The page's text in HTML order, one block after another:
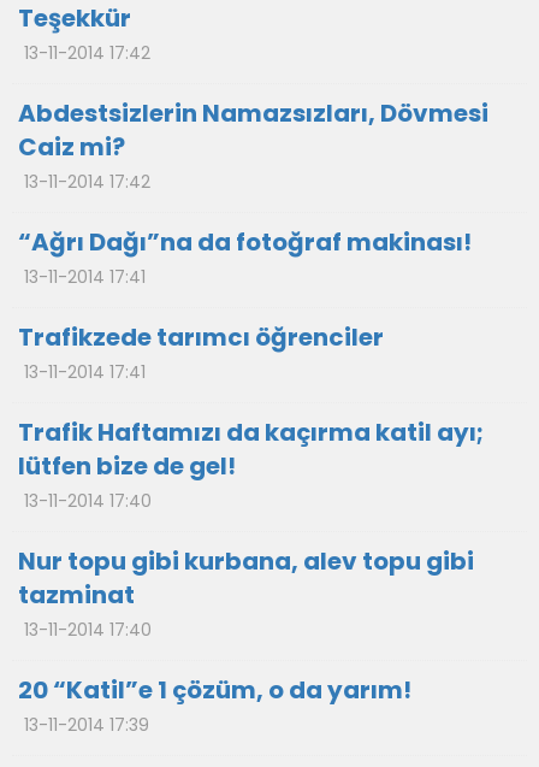
Teşekkür
13-11-2014 17:42
Abdestsizlerin Namazsızları, Dövmesi
Caiz mi?
13-11-2014 17:42
“Ağrı Dağı”na da fotoğraf makinası!
13-11-2014 17:41
Trafikzede tarımcı öğrenciler
13-11-2014 17:41
Trafik Haftamızı da kaçırma katil ayı;
lütfen bize de gel!
13-11-2014 17:40
Nur topu gibi kurbana, alev topu gibi
tazminat
13-11-2014 17:40
20 “Katil”e 1 çözüm, o da yarım!
13-11-2014 17:39